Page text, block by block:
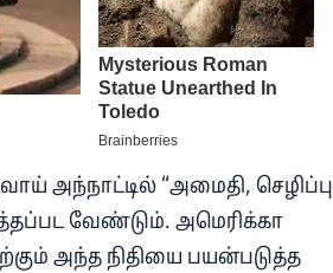
அந்நாட்டில் “அமைதி, செழிப்பு
வேண்டும். அமெரிக்கா
அந்த நிதியை பயன்படுத்த